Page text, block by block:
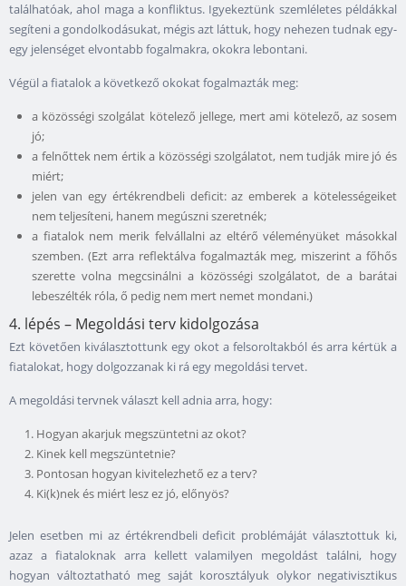
találhatóak, ahol maga a konfliktus. Igyekeztünk szemléletes példákkal
segíteni a gondolkodásukat, mégis azt láttuk, hogy nehezen tudnak egy-
egy jelenséget elvontabb fogalmakra, okokra lebontani.
Végül a fiatalok a következő okokat fogalmazták meg:
a közösségi szolgálat kötelező jellege, mert ami kötelező, az sosem
jó;
a felnőttek nem értik a közösségi szolgálatot, nem tudják mire jó és
miért;
jelen van egy értékrendbeli deficit: az emberek a kötelességeiket
nem teljesíteni, hanem megúszni szeretnék;
a fiatalok nem merik felvállalni az eltérő véleményüket másokkal
szemben. (Ezt arra reflektálva fogalmazták meg, miszerint a főhős
szerette volna megcsinálni a közösségi szolgálatot, de a barátai
lebeszélték róla, ő pedig nem mert nemet mondani.)
4. lépés – Megoldási terv kidolgozása
Ezt követően kiválasztottunk egy okot a felsoroltakból és arra kértük a
fiatalokat, hogy dolgozzanak ki rá egy megoldási tervet.
A megoldási tervnek választ kell adnia arra, hogy:
Hogyan akarjuk megszüntetni az okot?
Kinek kell megszüntetnie?
Pontosan hogyan kivitelezhető ez a terv?
Ki(k)nek és miért lesz ez jó, előnyös?
Jelen esetben mi az értékrendbeli deficit problémáját választottuk ki,
azaz a fiataloknak arra kellett valamilyen megoldást találni, hogy
hogyan változtatható meg saját korosztályuk olykor negativisztikus